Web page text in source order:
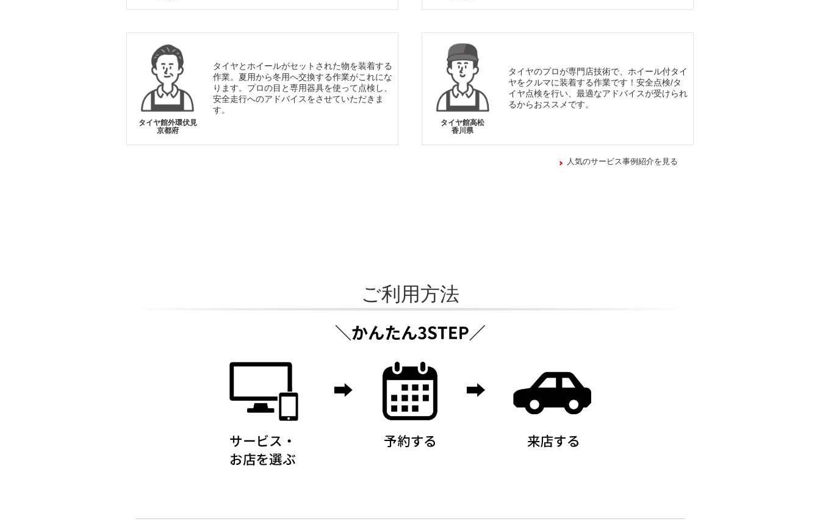
タイヤ館外環伏見
京都府
タイヤとホイールがセットされた物を装着する
作業。夏用から冬用へ交換する作業がこれにな
ります。プロの目と専用器具を使って点検し、
安全走行へのアドバイスをさせていただきま
す。
タイヤ館高松
香川県
タイヤのプロが専門店技術で、ホイール付タイ
ヤをクルマに装着する作業です！安全点検/タ
イヤ点検を行い、最適なアドバイスが受けられ
るからおススメです。
人気のサービス事例紹介を見る
ご利用方法